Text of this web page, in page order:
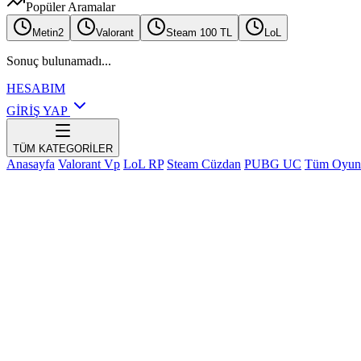
Popüler Aramalar
Metin2 Valorant Steam 100 TL LoL
Sonuç bulunamadı...
HESABIM
GİRİŞ YAP
TÜM KATEGORİLER
Anasayfa Valorant Vp LoL RP Steam Cüzdan PUBG UC Tüm